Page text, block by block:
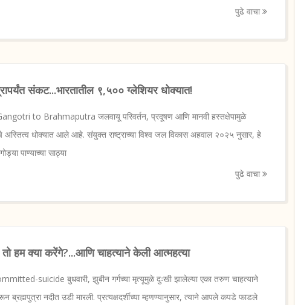
पुढे वाचा
संकट...भारतातील ९,५०० ग्लेशियर धोक्यात!
to Brahmaputra जलवायू परिवर्तन, प्रदूषण आणि मानवी हस्तक्षेपामुळे
अस्तित्व धोक्यात आले आहे. संयुक्त राष्ट्राच्या विश्व जल विकास अहवाल २०२५ नुसार, हे
पाण्याच्या साठ्या
पुढे वाचा
तो हम क्या करेंगे?...आणि चाहत्याने केली आत्महत्या
suicide बुधवारी, झुबीन गर्गच्या मृत्यूमुळे दुःखी झालेल्या एका तरुण चाहत्याने
ब्रह्मपुत्रा नदीत उडी मारली. प्रत्यक्षदर्शींच्या म्हणण्यानुसार, त्याने आपले कपडे फाडले